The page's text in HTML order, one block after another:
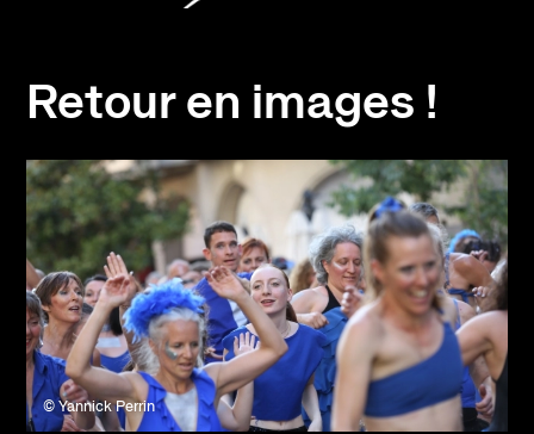
Retour en images !
© Yannick Perrin